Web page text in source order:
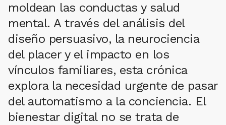
moldean las conductas y salud
mental. A través del análisis del
diseño persuasivo, la neurociencia
del placer y el impacto en los
vínculos familiares, esta crónica
explora la necesidad urgente de pasar
del automatismo a la conciencia. El
bienestar digital no se trata de